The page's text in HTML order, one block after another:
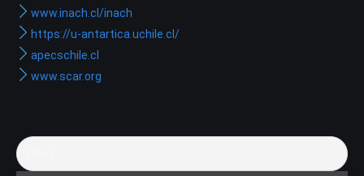
www.inach.cl/inach
https://u-antartica.uchile.cl/
apecschile.cl
www.scar.org